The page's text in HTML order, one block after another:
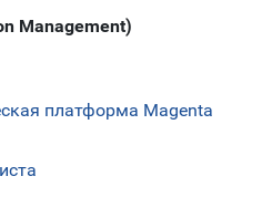
Management)
платформа Magenta